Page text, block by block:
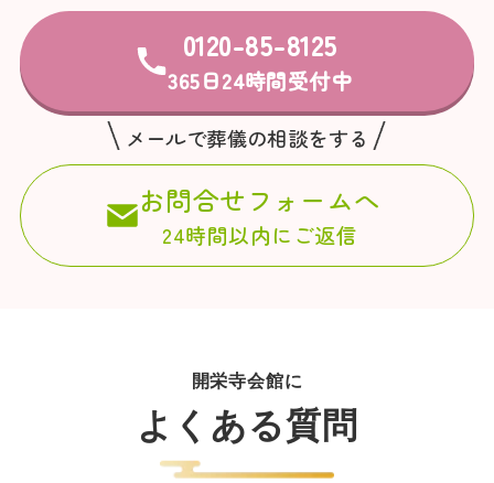
0120-85-8125
365日24時間受付中
メールで葬儀の相談をする
お問合せフォームへ
24時間以内にご返信
開栄寺会館に
よくある質問